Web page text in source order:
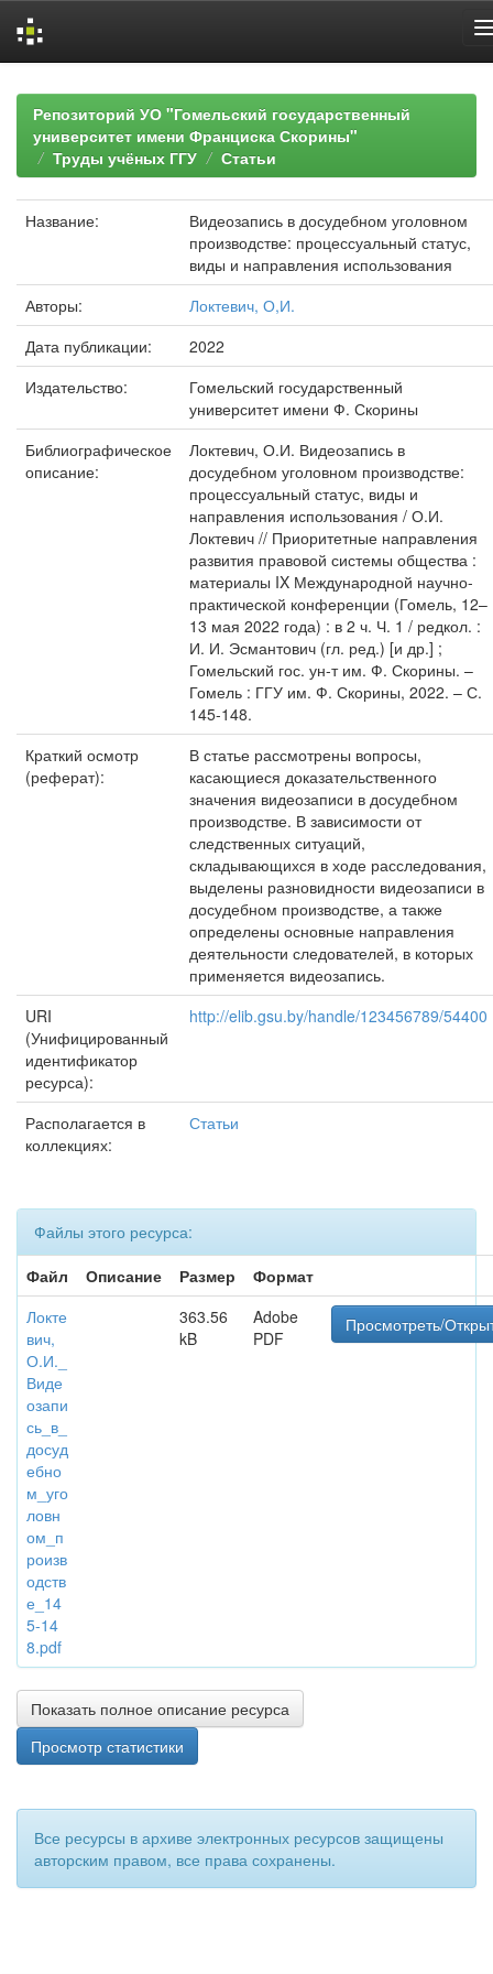
navigationРепозиторий УО "Гомельский государственный
университет имени Франциска Скорины"
Труды учёных ГГУ
Статьи
Название:
Видеозапись в досудебном уголовном
производстве: процессуальный статус,
виды и направления использования
Авторы:
Локтевич, О,И.
Дата публикации:
2022
Издательство:
Гомельский государственный
университет имени Ф. Скорины
Библиографическое
описание:
Локтевич, О.И. Видеозапись в
досудебном уголовном производстве:
процессуальный статус, виды и
направления использования / О.И.
Локтевич // Приоритетные направления
развития правовой системы общества :
материалы IX Международной научно-
практической конференции (Гомель, 12–
13 мая 2022 года) : в 2 ч. Ч. 1 / редкол. :
И. И. Эсмантович (гл. ред.) [и др.] ;
Гомельский гос. ун-т им. Ф. Скорины. –
Гомель : ГГУ им. Ф. Скорины, 2022. – С.
145-148.
Краткий осмотр
(реферат):
В статье рассмотрены вопросы,
касающиеся доказательственного
значения видеозаписи в досудебном
производстве. В зависимости от
следственных ситуаций,
складывающихся в ходе расследования,
выделены разновидности видеозаписи в
досудебном производстве, а также
определены основные направления
деятельности следователей, в которых
применяется видеозапись.
URI
(Унифицированный
идентификатор
ресурса):
http://elib.gsu.by/handle/123456789/54400
Располагается в
коллекциях:
Статьи
Файлы этого ресурса:
Файл
Описание Размер
Формат
Локте
вич,
О.И._
Виде
озапи
сь_в_
досуд
ебно
м_уго
ловн
ом_п
роизв
одств
е_14
5-14
8.pdf
363.56
kB
Adobe
PDF
Просмотреть/
Показать полное описание ресурса
Просмотр статистики
Все ресурсы в архиве электронных ресурсов защищены
авторским правом, все права сохранены.